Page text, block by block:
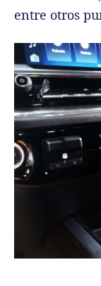
entre otros